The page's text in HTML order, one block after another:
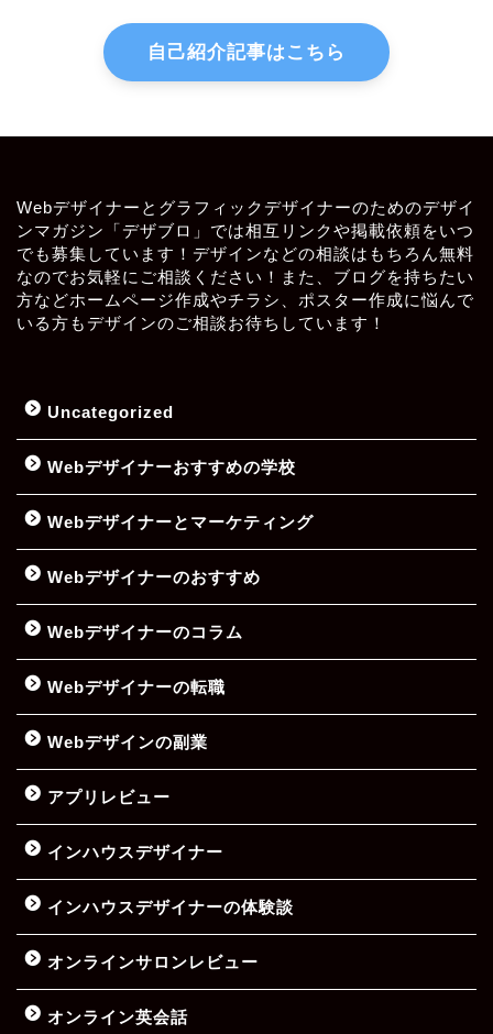
自己紹介記事はこちら
Webデザイナーとグラフィックデザイナーのためのデザイ
ンマガジン「デザブロ」では相互リンクや掲載依頼をいつ
でも募集しています！デザインなどの相談はもちろん無料
なのでお気軽にご相談ください！また、ブログを持ちたい
方などホームページ作成やチラシ、ポスター作成に悩んで
いる方もデザインのご相談お待ちしています！
Uncategorized
Webデザイナーおすすめの学校
Webデザイナーとマーケティング
Webデザイナーのおすすめ
Webデザイナーのコラム
Webデザイナーの転職
Webデザインの副業
アプリレビュー
インハウスデザイナー
インハウスデザイナーの体験談
オンラインサロンレビュー
オンライン英会話